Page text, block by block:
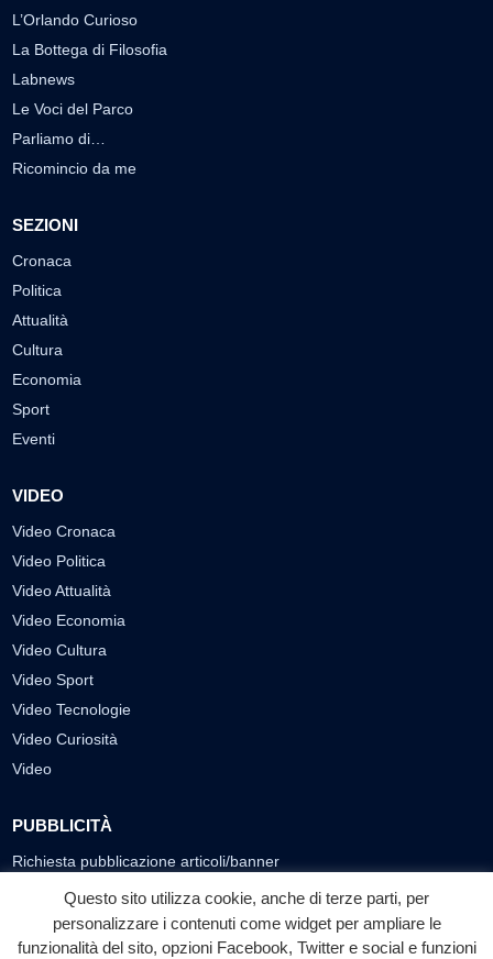
L’Orlando Curioso
La Bottega di Filosofia
Labnews
Le Voci del Parco
Parliamo di…
Ricomincio da me
SEZIONI
Cronaca
Politica
Attualità
Cultura
Economia
Sport
Eventi
VIDEO
Video Cronaca
Video Politica
Video Attualità
Video Economia
Video Cultura
Video Sport
Video Tecnologie
Video Curiosità
Video
PUBBLICITÀ
Richiesta pubblicazione articoli/banner
SEGUICI SUI SOCIAL
f ◎ ▶
Questo sito utilizza cookie, anche di terze parti, per
personalizzare i contenuti come widget per ampliare le
funzionalità del sito, opzioni Facebook, Twitter e social e funzioni